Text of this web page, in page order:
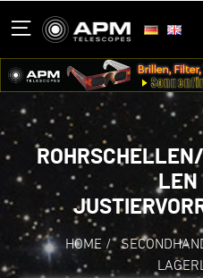
LEN
HOME /